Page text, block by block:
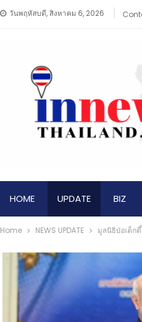
วันพฤหัสบดี, สิงหาคม 6, 2026
HOME UPDATE BIZ
Home NEWS​ UPDATE มูลนิธิป่อเต็ก